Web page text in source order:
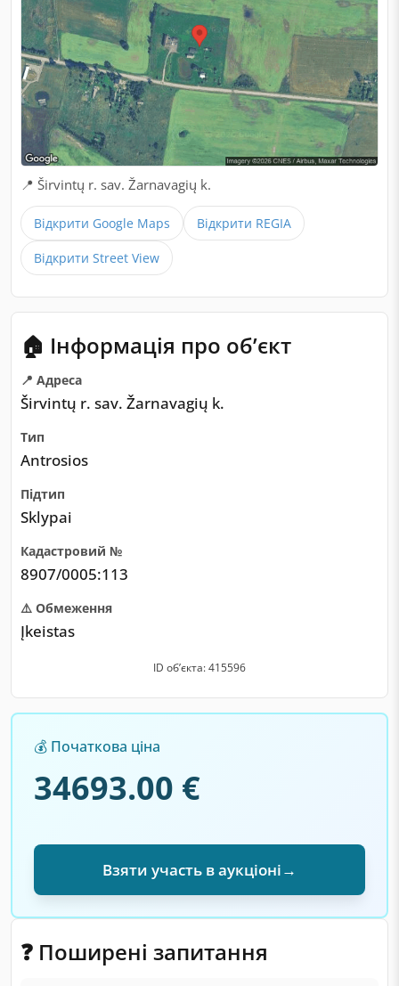
📍 Širvintų r. sav. Žarnavagių k.
Відкрити Google Maps Відкрити REGIA
Відкрити Street View
❓ Поширені запитання
🏠 Інформація про обʼєкт
📍 Адреса
Širvintų r. sav. Žarnavagių k.
Тип
Antrosios
Підтип
Sklypai
Кадастровий №
8907/0005:113
⚠️ Обмеження
Įkeistas
ID обʼєкта: 415596
💰 Початкова ціна
34693.00 €
Взяти участь в аукціоні→